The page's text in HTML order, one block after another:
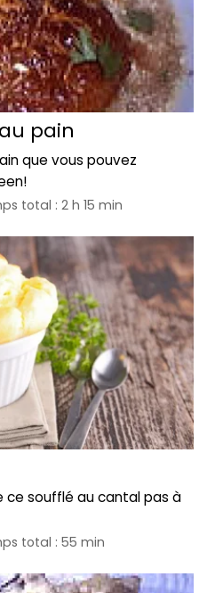
pain
que vous pouvez
total : 2 h 15 min
ce soufflé au cantal pas à
total : 55 min